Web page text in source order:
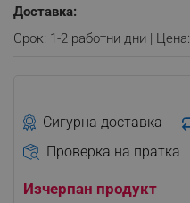
Доставка:
Срок: 1-2 работни дни | Цена:
Сигурна доставка
Проверка на пратка
Изчерпан продукт